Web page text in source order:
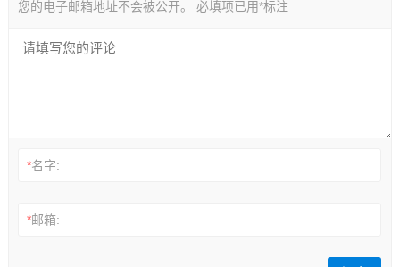
您的电子邮箱地址不会被公开。 必填项已用*标注
*名字:
*邮箱: